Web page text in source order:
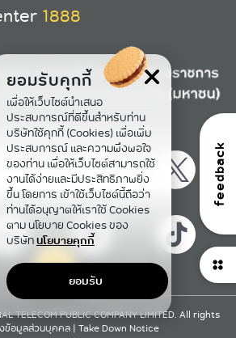
feedback
ยอมรับคุกกี้
เพื่อให้เว็บไซต์นำเสนอ
ประสบการณ์ที่ดีขึ้นสำหรับท่าน
บริษัทใช้คุกกี้ (Cookies) เพื่อเพิ่ม
ประสบการณ์ และความพึงพอใจ
ของท่าน เพื่อให้เว็บไซต์สามารถใช้
งานได้ง่ายและมีประสิทธิภาพยิ่ง
ขึ้น โดยการ เข้าใช้เว็บไซต์นี้ถือว่า
ท่านได้อนุญาตให้เราใช้ Cookies
ตาม นโยบาย Cookies ของ
บริษัทนโยบายคุกกี้
ยอมรับ
1888
TELECOM PUBLIC COMPANY LIMITED. All rights
ข้อมูลส่วนบุคคล | Take Down Notice
กลับขึ้นข้างบน